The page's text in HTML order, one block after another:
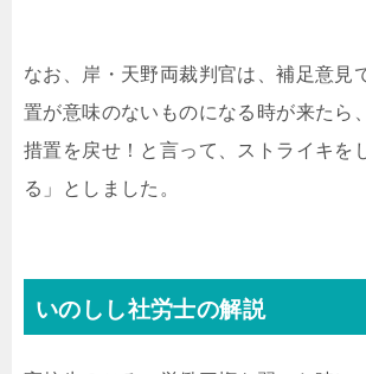
なお、岸・天野両裁判官は、補足意見
置が意味のないものになる時が来たら
措置を戻せ！と言って、ストライキを
る」としました。
いのしし社労士の解説